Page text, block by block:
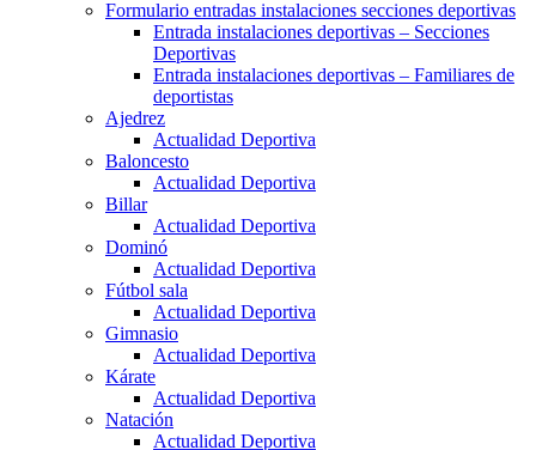
Formulario entradas instalaciones secciones deportivas
Entrada instalaciones deportivas – Secciones
Deportivas
Entrada instalaciones deportivas – Familiares de
deportistas
Ajedrez
Actualidad Deportiva
Baloncesto
Actualidad Deportiva
Billar
Actualidad Deportiva
Dominó
Actualidad Deportiva
Fútbol sala
Actualidad Deportiva
Gimnasio
Actualidad Deportiva
Kárate
Actualidad Deportiva
Natación
Actualidad Deportiva